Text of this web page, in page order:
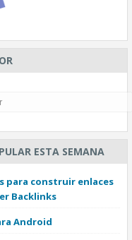
ESTA SEMANA
para construir enlaces
Backlinks
Android